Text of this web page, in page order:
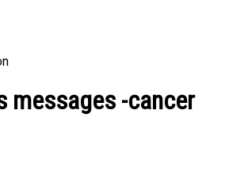
messages -cancer